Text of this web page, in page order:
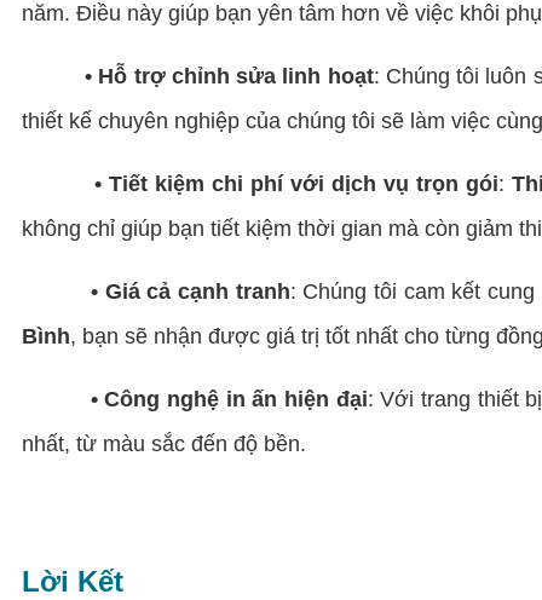
năm. Điều này giúp bạn yên tâm hơn về việc khôi
• Hỗ trợ chỉnh sửa linh hoạt: Chúng tôi luôn
thiết kế chuyên nghiệp của chúng tôi sẽ làm việc
• Tiết kiệm chi phí với dịch vụ trọn gói:
không chỉ giúp bạn tiết kiệm thời gian mà còn giảm
• Giá cả cạnh tranh: Chúng tôi cam kết
Bình, bạn sẽ nhận được giá trị tốt nhất cho từng
• Công nghệ in ấn hiện đại: Với trang thiết
nhất, từ màu sắc đến độ bền.
Lời Kết